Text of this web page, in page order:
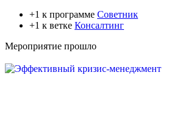
+1 к программе Советник
+1 к ветке Консалтинг
Мероприятие прошло